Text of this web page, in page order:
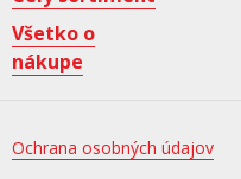
Všetko o
nákupe
Ochrana osobných údajov